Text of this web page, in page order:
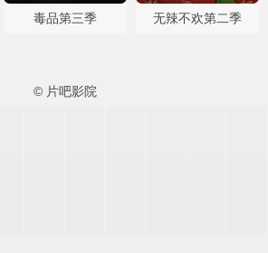
毒品第三季 无辣不欢第二季
© 片吧影院